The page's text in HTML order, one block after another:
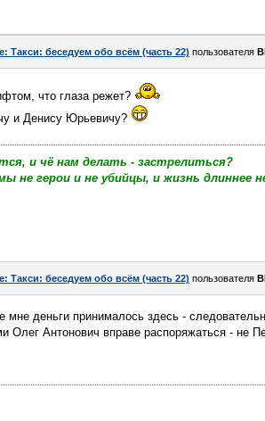
Такси: беседуем обо всём (часть 22) пользователя
что глаза режет?
и Денису Юрьевичу?
и чё нам делать - застрелиться?
не герои и не убийцы, и жизнь длиннее
Такси: беседуем обо всём (часть 22) пользователя
деньги принималось здесь -
Олег Антонович вправе распоряжаться - не